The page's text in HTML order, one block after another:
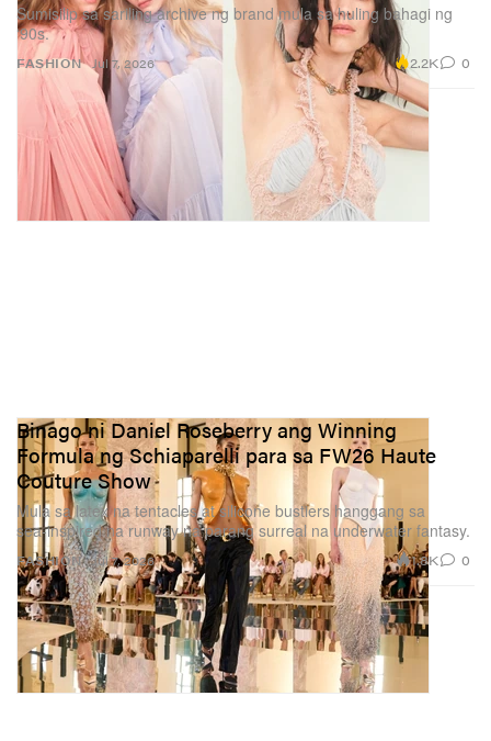
FASHION
Sumisilip sa sariling archive ng brand mula sa huling bahagi ng
‘90s.
Jul 7, 2026 2.2K 0
FASHION
Binago ni Daniel Roseberry ang Winning
Formula ng Schiaparelli para sa FW26 Haute
Couture Show
Mula sa latex na tentacles at silicone bustiers hanggang sa
sea‑inspired na runway na parang surreal na underwater fantasy.
Jul 7, 2026 1.8K 0